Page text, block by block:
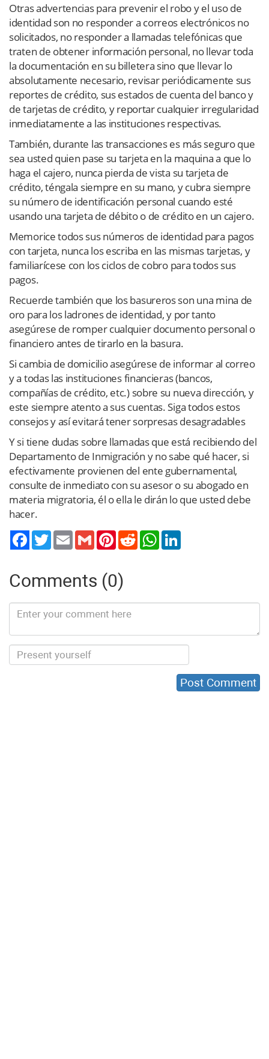
Otras advertencias para prevenir el robo y el uso de
identidad son no responder a correos electrónicos no
solicitados, no responder a llamadas telefónicas que
traten de obtener información personal, no llevar toda
la documentación en su billetera sino que llevar lo
absolutamente necesario, revisar periódicamente sus
reportes de crédito, sus estados de cuenta del banco y
de tarjetas de crédito, y reportar cualquier irregularidad
inmediatamente a las instituciones respectivas.
También, durante las transacciones es más seguro que
sea usted quien pase su tarjeta en la maquina a que lo
haga el cajero, nunca pierda de vista su tarjeta de
crédito, téngala siempre en su mano, y cubra siempre
su número de identificación personal cuando esté
usando una tarjeta de débito o de crédito en un cajero.
Memorice todos sus números de identidad para pagos
con tarjeta, nunca los escriba en las mismas tarjetas, y
familiarícese con los ciclos de cobro para todos sus
pagos.
Recuerde también que los basureros son una mina de
oro para los ladrones de identidad, y por tanto
asegúrese de romper cualquier documento personal o
financiero antes de tirarlo en la basura.
Si cambia de domicilio asegúrese de informar al correo
y a todas las instituciones financieras (bancos,
compañías de crédito, etc.) sobre su nueva dirección, y
este siempre atento a sus cuentas. Siga todos estos
consejos y así evitará tener sorpresas desagradables
Y si tiene dudas sobre llamadas que está recibiendo del
Departamento de Inmigración y no sabe qué hacer, si
efectivamente provienen del ente gubernamental,
consulte de inmediato con su asesor o su abogado en
materia migratoria, él o ella le dirán lo que usted debe
hacer.
TwitterEmail Gmail PinterestReddit WhatsApp
Comments (0)